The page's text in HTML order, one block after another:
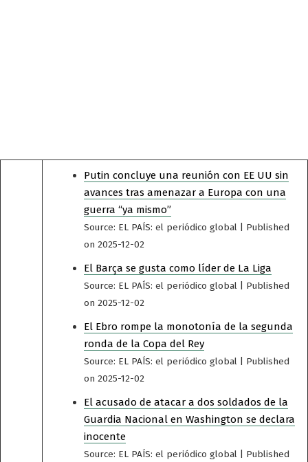
Putin concluye una reunión con EE UU sin
avances tras amenazar a Europa con una
guerra “ya mismo”
Source: EL PAÍS: el periódico global
Published
on 2025-12-02
El Barça se gusta como líder de La Liga
Source: EL PAÍS: el periódico global
Published
on 2025-12-02
El Ebro rompe la monotonía de la segunda
ronda de la Copa del Rey
Source: EL PAÍS: el periódico global
Published
on 2025-12-02
El acusado de atacar a dos soldados de la
Guardia Nacional en Washington se declara
inocente
Source: EL PAÍS: el periódico global
Published